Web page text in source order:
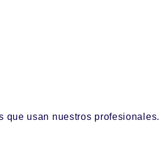
que usan nuestros profesionales.